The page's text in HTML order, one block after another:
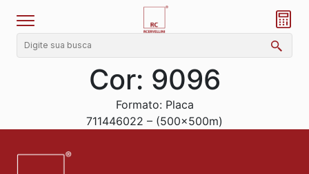
Cor: 9096
Formato: Placa
711446022 – (500x500m)